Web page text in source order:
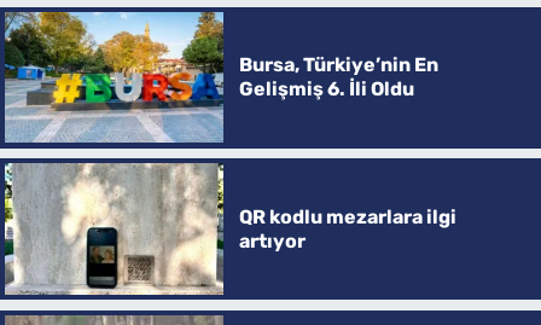
Bursa, Türkiye’nin En
Gelişmiş 6. İli Oldu
QR kodlu mezarlara ilgi
artıyor